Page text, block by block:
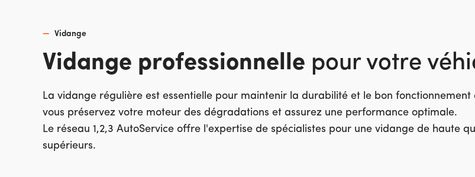
Vidange
Vidange professionnelle pour votre
La vidange régulière est essentielle pour maintenir la durabilité et le bon
vous préservez votre moteur des dégradations et assurez une performance optimale.
Le réseau 1,2,3 AutoService offre l'expertise de spécialistes pour une vidange de haute
supérieurs.